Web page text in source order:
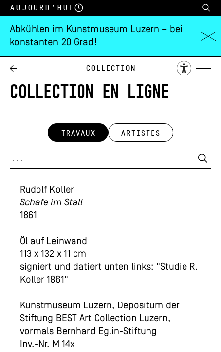
Aujourd’hui
Abkühlen im Kunstmuseum Luzern – bei
konstanten 20 Grad!
Collection
COLLECTION EN LIGNE
TRAVAUX ARTISTES
Rudolf Koller
Schafe im Stall
1861
Öl auf Leinwand
113 x 132 x 11 cm
signiert und datiert unten links: "Studie R.
Koller 1861"
Kunstmuseum Luzern, Depositum der
Stiftung BEST Art Collection Luzern,
vormals Bernhard Eglin-Stiftung
Inv.-Nr. M 14x